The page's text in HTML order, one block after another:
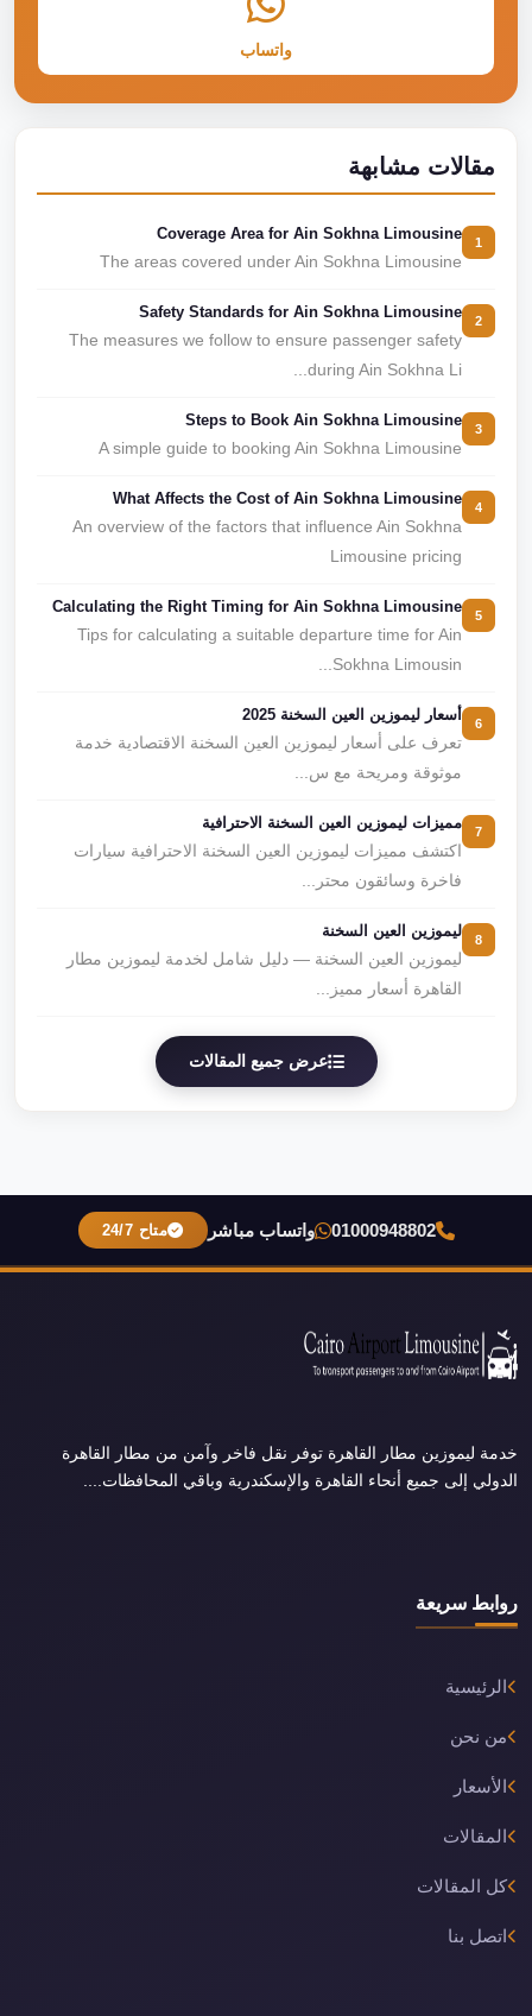
واتساب
مقالات مشابهة
Coverage Area for Ain Sokhna Limousine
The areas covered under Ain Sokhna Limousine
Safety Standards for Ain Sokhna Limousine
The measures we follow to ensure passenger safety
during Ain Sokhna Li...
Steps to Book Ain Sokhna Limousine
A simple guide to booking Ain Sokhna Limousine
What Affects the Cost of Ain Sokhna Limousine
An overview of the factors that influence Ain Sokhna
Limousine pricing
Calculating the Right Timing for Ain Sokhna Limousine
Tips for calculating a suitable departure time for Ain
Sokhna Limousin...
أسعار ليموزين العين السخنة 2025
تعرف على أسعار ليموزين العين السخنة الاقتصادية خدمة
موثوقة ومريحة مع س...
مميزات ليموزين العين السخنة الاحترافية
اكتشف مميزات ليموزين العين السخنة الاحترافية سيارات
فاخرة وسائقون محتر...
ليموزين العين السخنة
ليموزين العين السخنة — دليل شامل لخدمة ليموزين مطار
القاهرة أسعار مميز...
عرض جميع المقالات
01000948802 واتساب مباشر متاح 24/7
خدمة ليموزين مطار القاهرة توفر نقل فاخر وآمن من مطار القاهرة
الدولي إلى جميع أنحاء القاهرة والإسكندرية وباقي المحافظات....
روابط سريعة
الرئيسية
من نحن
الأسعار
المقالات
كل المقالات
اتصل بنا